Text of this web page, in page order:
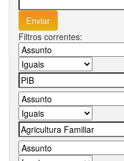
Filtros correntes: